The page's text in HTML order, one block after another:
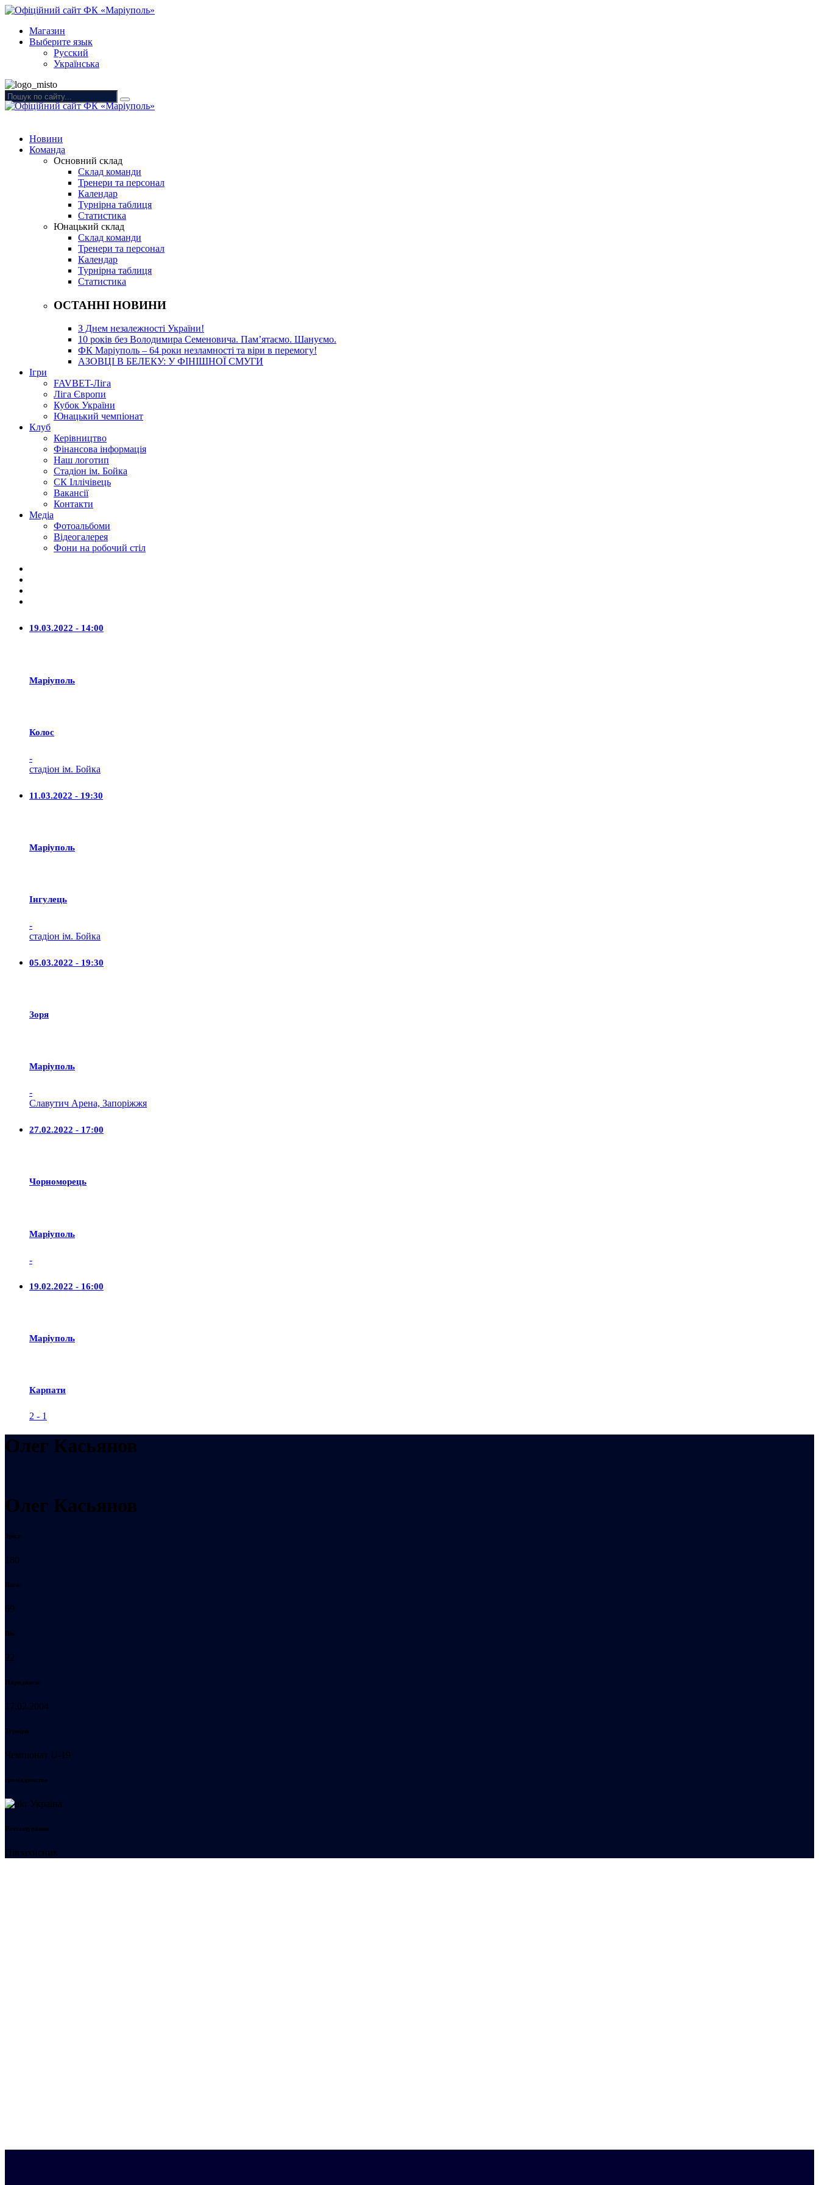
Магазин
Выберите язык
Русский
Українська
Новини
Команда
Основний склад
Склад команди
Тренери та персонал
Календар
Турнірна таблиця
Статистика
Юнацький склад
Склад команди
Тренери та персонал
Календар
Турнірна таблиця
Статистика
ОСТАННІ НОВИНИ
З Днем незалежності України!
10 років без Володимира Семеновича. Пам’ятаємо. Шануємо.
ФК Маріуполь – 64 роки незламності та віри в перемогу!
АЗОВЦІ В БЕЛЕКУ: У ФІНІШНОЇ СМУГИ
Ігри
FAVBET-Ліга
Ліга Європи
Кубок України
Юнацький чемпіонат
Клуб
Керівництво
Фінансова інформація
Наш логотип
Стадіон ім. Бойка
СК Іллічівець
Вакансії
Контакти
Медіа
Фотоальбоми
Відеогалерея
Фони на робочий стіл
19.03.2022 - 14:00
Маріуполь
Колос
-
стадіон ім. Бойка
11.03.2022 - 19:30
Маріуполь
Iнгулець
-
стадіон ім. Бойка
05.03.2022 - 19:30
Зоря
Маріуполь
-
Славутич Арена, Запоріжжя
27.02.2022 - 17:00
Чорноморець
Маріуполь
-
19.02.2022 - 16:00
Маріуполь
Карпати
2 - 1
Олег Касьянов
Олег Касьянов
Зріст:
180
Вага:
69
Вік
22
Народився:
17.02.2004
Турніри
Чемпіонат U-19
громадянство
Україна
Розташування
Півзахисник